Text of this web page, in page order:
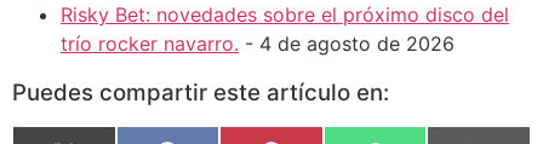
Risky Bet: novedades sobre el próximo disco del
trío rocker navarro. - 4 de agosto de 2026
Puedes compartir este artículo en: